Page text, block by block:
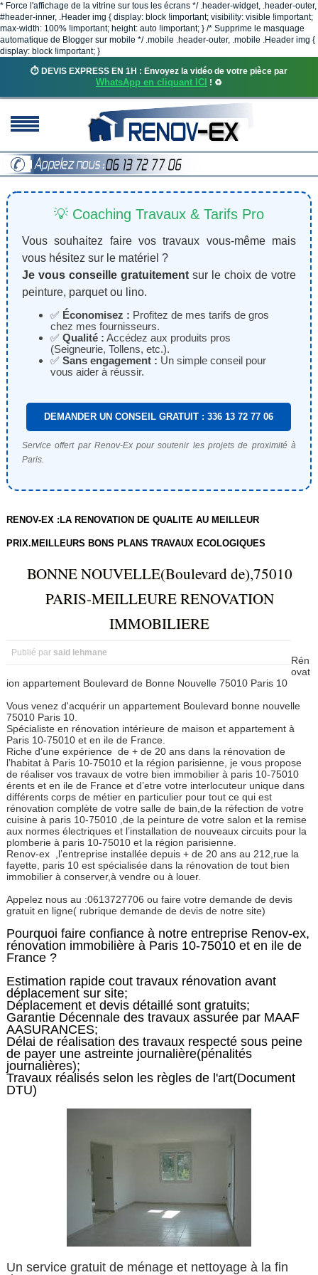
* Force l'affichage de la vitrine sur tous les écrans */ .header-widget, .header-outer,
#header-inner, .Header img { display: block !important; visibility: visible !important;
max-width: 100% !important; height: auto !important; } /* Supprime le masquage
automatique de Blogger sur mobile */ .mobile .header-outer, .mobile .Header img {
display: block !important; }
⏱️ DEVIS EXPRESS EN 1H : Envoyez la vidéo de votre pièce par
WhatsApp en cliquant ICI ! ♻️
💡 Coaching Travaux & Tarifs Pro
Vous souhaitez faire vos travaux vous-même mais
vous hésitez sur le matériel ?
Je vous conseille gratuitementsur le choix de votre
peinture, parquet ou lino.
✅ Économisez : Profitez de mes tarifs de gros
chez mes fournisseurs.
✅ Qualité : Accédez aux produits pros
(Seigneurie, Tollens, etc.).
✅ Sans engagement : Un simple conseil pour
vous aider à réussir.
DEMANDER UN CONSEIL GRATUIT : 336 13 72 77 06
Service offert par Renov-Ex pour soutenir les projets de proximité à
Paris.
RENOV-EX :LA RENOVATION DE QUALITE AU MEILLEUR
PRIX.MEILLEURS BONS PLANS TRAVAUX ECOLOGIQUES
BONNE NOUVELLE(Boulevard de),75010
PARIS-MEILLEURE RENOVATION
IMMOBILIERE
Publié par said lehmane
Rén
ovat
ion appartement Boulevard de Bonne Nouvelle 75010 Paris 10
Vous venez d'acquérir un appartement Boulevard bonne nouvelle
75010 Paris 10.
Spécialiste en rénovation intérieure de maison et appartement à
Paris 10-75010 et en ile de France.
Riche d’une expérience de + de 20 ans dans la rénovation de
l’habitat à Paris 10-75010 et la région parisienne, je vous propose
de réaliser vos travaux de votre bien immobilier à paris 10-75010
érents et en ile de France et d’etre votre interlocuteur unique dans
différents corps de métier en particulier pour tout ce qui est
rénovation complète de votre salle de bain,de la réfection de votre
cuisine à paris 10-75010 ,de la peinture de votre salon et la remise
aux normes électriques et l’installation de nouveaux circuits pour la
plomberie à paris 10-75010 et la région parisienne.
Renov-ex
,l’entreprise installée depuis + de 20 ans au 212,rue la
fayette, paris 10 est spécialisée dans la rénovation de tout bien
immobilier à conserver,à vendre ou à louer.
Appelez nous au :0613727706 ou faire votre demande de devis
gratuit en ligne( rubrique demande de devis de notre site)
Pourquoi faire confiance à notre entreprise Renov-ex,
rénovation immobilière à Paris 10-75010 et en ile de
France ?
Estimation rapide cout travaux rénovation avant
déplacement sur site;
Déplacement et devis détaillé sont gratuits;
Garantie Décennale des travaux assurée par MAAF
AASURANCES;
Délai de réalisation des travaux respecté sous peine
de payer une astreinte journalière(pénalités
journalières);
Travaux réalisés selon les règles de l'art(Document
DTU)
Un service gratuit de ménage et nettoyage à la fin